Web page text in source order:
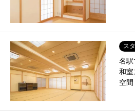
ス
名駅
和室
空間